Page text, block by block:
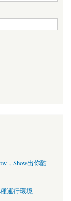
，Show出你酷
運行環境